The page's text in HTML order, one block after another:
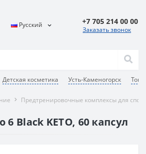
Детская косметика Усть-Каменогорск
Русский +7 705 214 00 00
Заказать звонок
Предтренировочные комплексы для
6 Black KETO, 60 капсул